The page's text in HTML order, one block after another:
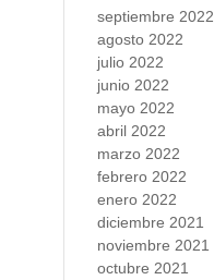
septiembre 2022
agosto 2022
julio 2022
junio 2022
mayo 2022
abril 2022
marzo 2022
febrero 2022
enero 2022
diciembre 2021
noviembre 2021
octubre 2021